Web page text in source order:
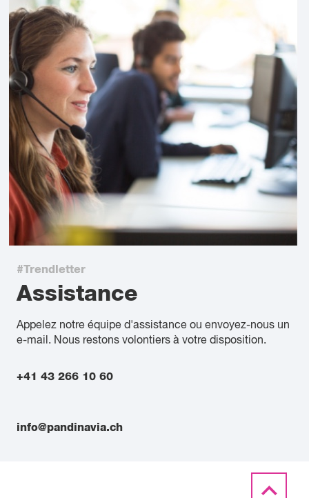
#Trendletter
Assistance
Appelez notre équipe d'assistance ou envoyez-nous un
e-mail. Nous restons volontiers à votre disposition.
+41 43 266 10 60
info@pandinavia.ch